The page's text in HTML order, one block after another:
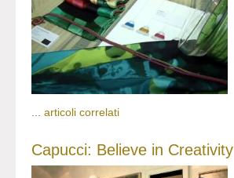
articoli correlati
Capucci: Believe in Creativity